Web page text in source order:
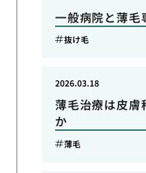
一般病院と薄毛
抜け毛
薄毛治療は皮膚
か
2026.03.18
薄毛